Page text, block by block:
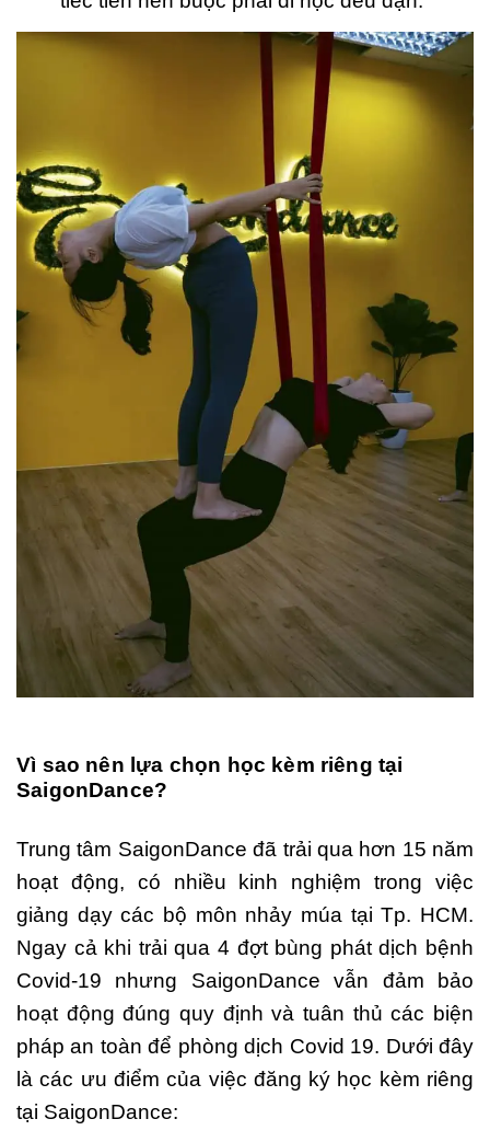
Vì sao nên lựa chọn học kèm riêng tại
SaigonDance?
Trung tâm SaigonDance đã trải qua hơn 15 năm
hoạt động, có nhiều kinh nghiệm trong việc
giảng dạy các bộ môn nhảy múa tại Tp. HCM.
Ngay cả khi trải qua 4 đợt bùng phát dịch bệnh
Covid-19 nhưng SaigonDance vẫn đảm bảo
hoạt động đúng quy định và tuân thủ các biện
pháp an toàn để phòng dịch Covid 19. Dưới đây
là các ưu điểm của việc đăng ký học kèm riêng
tại SaigonDance: